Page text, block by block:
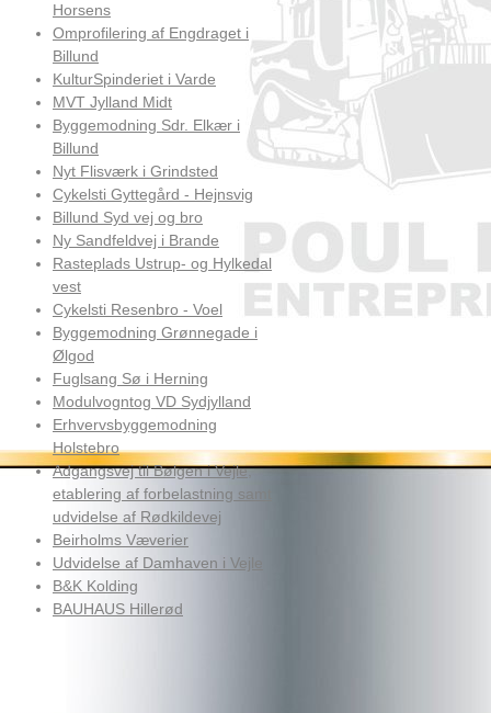
Horsens
Omprofilering af Engdraget i
Billund
KulturSpinderiet i Varde
MVT Jylland Midt
Byggemodning Sdr. Elkær i
Billund
Nyt Flisværk i Grindsted
Cykelsti Gyttegård - Hejnsvig
Billund Syd vej og bro
Ny Sandfeldvej i Brande
Rasteplads Ustrup- og Hylkedal
vest
Cykelsti Resenbro - Voel
Byggemodning Grønnegade i
Ølgod
Fuglsang Sø i Herning
Modulvogntog VD Sydjylland
Erhvervsbyggemodning
Holstebro
Adgangsvej til Bølgen i Vejle,
etablering af forbelastning samt
udvidelse af Rødkildevej
Beirholms Væverier
Udvidelse af Damhaven i Vejle
B&K Kolding
BAUHAUS Hillerød